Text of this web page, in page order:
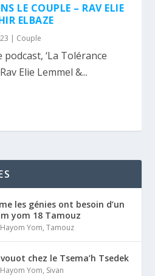
LE COUPLE – RAV ELIE
ELBAZE
| Couple
‘La Tolérance
Elie Lemmel &...
les génies ont besoin d’un
yom 18 Tamouz
Yom,Tamouz
chez le Tsema’h Tsedek
Yom, Sivan